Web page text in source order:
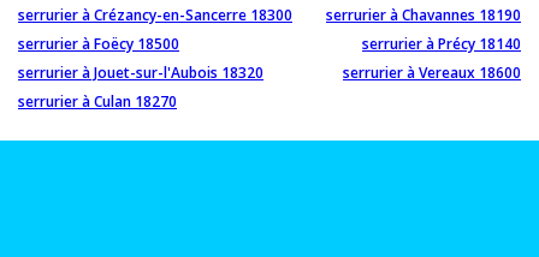
serrurier à Crézancy-en-Sancerre 18300
serrurier à Chavannes 18190
serrurier à Foëcy 18500
serrurier à Précy 18140
serrurier à Jouet-sur-l'Aubois 18320
serrurier à Vereaux 18600
serrurier à Culan 18270